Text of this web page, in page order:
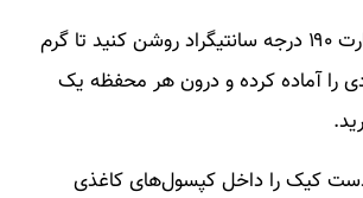
۴. فر را با درجه حرارت ۱۹۰ درجه سانتیگراد روشن کنید تا گرم
را آماده کرده و درون هر محفظه یک
کیک را داخل کپسول‌های کاغذی